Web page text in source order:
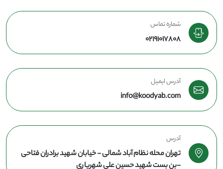
شماره تماس
02191017808
آدرس ایمیل
info@koodyab.com
آدرس
تهران محله نظام آباد شمالی - خیابان شهید برادران فتاحی
-بن بست شهید حسین علی شهریاری